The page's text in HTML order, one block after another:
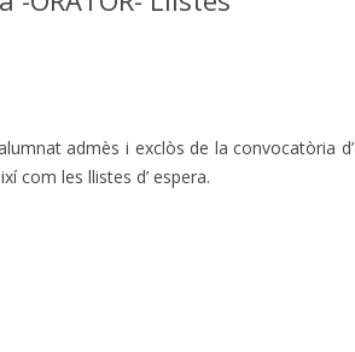
admès i exclòs de la convocatòria d’
com les llistes d’ espera.